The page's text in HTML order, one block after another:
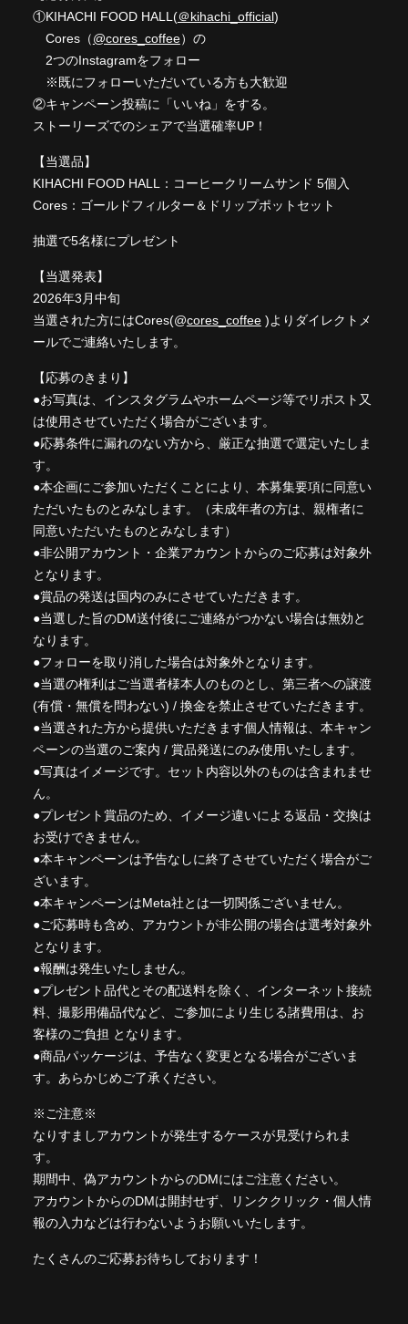
①KIHACHI FOOD HALL(＠kihachi_official)
Cores（@cores_coffee）の
2つのInstagramをフォロー
※既にフォローいただいている方も大歓迎
②キャンペーン投稿に「いいね」をする。
ストーリーズでのシェアで当選確率UP！
【当選品】
KIHACHI FOOD HALL：コーヒークリームサンド 5個入
Cores：ゴールドフィルター＆ドリップポットセット
抽選で5名様にプレゼント
【当選発表】
2026年3月中旬
当選された方にはCores(@cores_coffee)⁠よりダイレクトメ
ールでご連絡いたします。
【応募のきまり】
●お写真は、インスタグラムやホームページ等でリポスト又
は使用させていただく場合がございます。
●応募条件に漏れのない方から、厳正な抽選で選定いたしま
す。
●本企画にご参加いただくことにより、本募集要項に同意い
ただいたものとみなします。（未成年者の方は、親権者に
同意いただいたものとみなします）
●非公開アカウント・企業アカウントからのご応募は対象外
となります。
●賞品の発送は国内のみにさせていただきます。
●当選した旨のDM送付後にご連絡がつかない場合は無効と
なります。
●フォローを取り消した場合は対象外となります。
●当選の権利はご当選者様本人のものとし、第三者への譲渡
(有償・無償を問わない) / 換金を禁止させていただきます。
●当選された方から提供いただきます個人情報は、本キャン
ペーンの当選のご案内 / 賞品発送にのみ使用いたします。
●写真はイメージです。セット内容以外のものは含まれませ
ん。
●プレゼント賞品のため、イメージ違いによる返品・交換は
お受けできません。
●本キャンペーンは予告なしに終了させていただく場合がご
ざいます。
●本キャンペーンはMeta社とは一切関係ございません。
●ご応募時も含め、アカウントが非公開の場合は選考対象外
となります。
●報酬は発生いたしません。
●プレゼント品代とその配送料を除く、インターネット接続
料、撮影用備品代など、ご参加により生じる諸費用は、お
客様のご負担 となります。
●商品パッケージは、予告なく変更となる場合がございま
す。あらかじめご了承ください。
※ご注意※
なりすましアカウントが発生するケースが見受けられま
す。
期間中、偽アカウントからのDMにはご注意ください。
アカウントからのDMは開封せず、リンククリック・個人情
報の入力などは行わないようお願いいたします。
たくさんのご応募お待ちしております！